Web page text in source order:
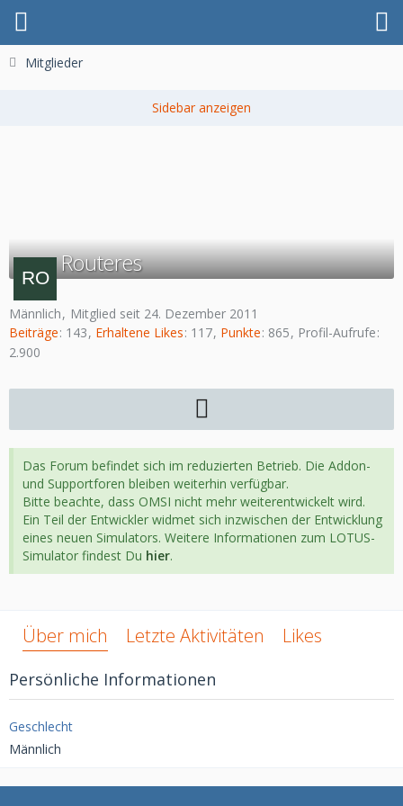
Mitglieder
Routeres
Männlich
Mitglied seit 24. Dezember 2011
Beiträge 143 Erhaltene Likes 117 Punkte 865
Profil-Aufrufe
2.900
Das Forum befindet sich im reduzierten Betrieb. Die Addon-
und Supportforen bleiben weiterhin verfügbar.
Bitte beachte, dass OMSI nicht mehr weiterentwickelt wird.
Ein Teil der Entwickler widmet sich inzwischen der Entwicklung
eines neuen Simulators. Weitere Informationen zum LOTUS-
Simulator findest Du hier.
Über mich Letzte Aktivitäten Likes
Persönliche Informationen
Geschlecht
Männlich